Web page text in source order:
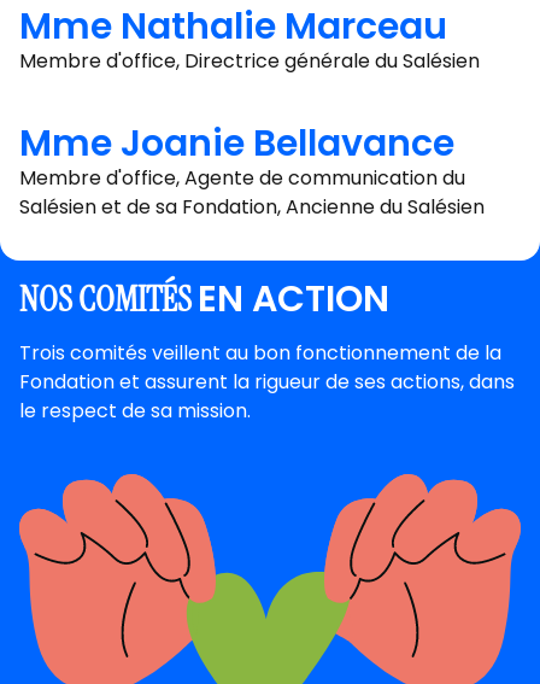
Mme Nathalie Marceau
Membre d'office, Directrice générale du Salésien
Mme Joanie Bellavance
Membre d'office, Agente de communication du
Salésien et de sa Fondation, Ancienne du Salésien
NOS COMITÉSEN ACTION
Trois comités veillent au bon fonctionnement de la
Fondation et assurent la rigueur de ses actions, dans
le respect de sa mission.